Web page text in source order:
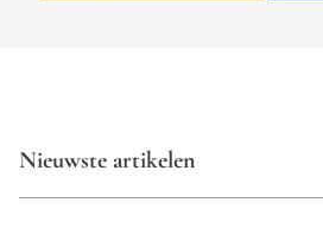
Nieuwste artikelen